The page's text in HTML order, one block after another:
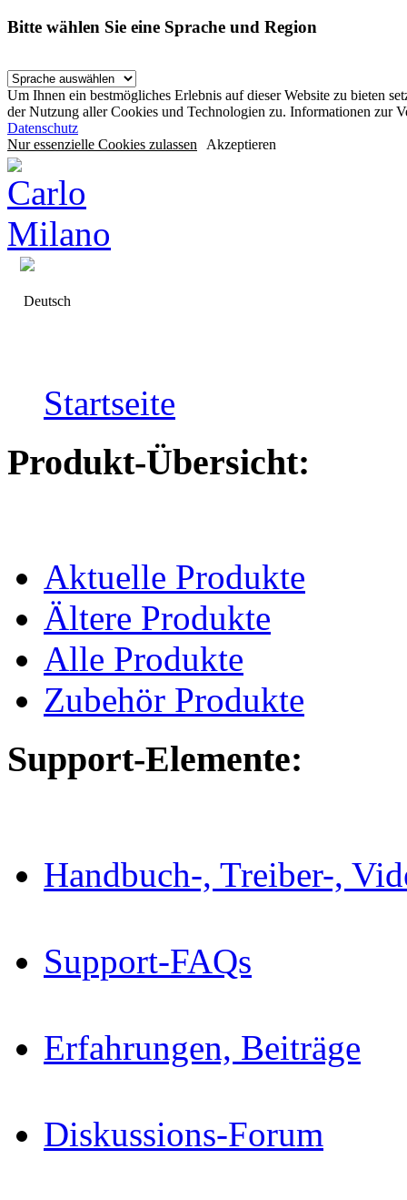
Bitte wählen Sie eine Sprache und Region
Um Ihnen ein bestmögliches Erlebnis auf dieser Website zu bieten
der Nutzung aller Cookies und Technologien zu. Informationen zur
Datenschutz
Nur essenzielle Cookies zulassen Akzeptieren
Deutsch
Startseite
Produkt-Übersicht:
Aktuelle Produkte
Ältere Produkte
Alle Produkte
Zubehör Produkte
Support-Elemente:
Handbuch-, Treiber-,
Support-FAQs
Erfahrungen, Beiträge
Diskussions-Forum